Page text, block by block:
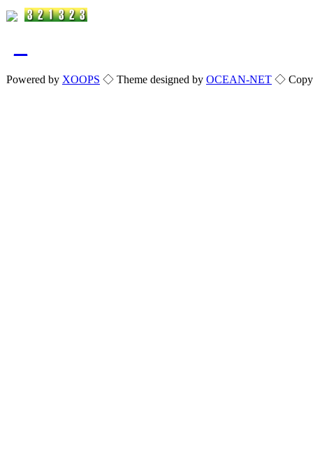
Powered by XOOPS ◇ Theme designed by OCEAN-NET ◇